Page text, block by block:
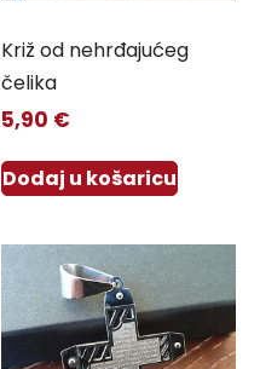
Križ od nehrđajućeg
čelika
5,90 €
Dodaj u košaricu